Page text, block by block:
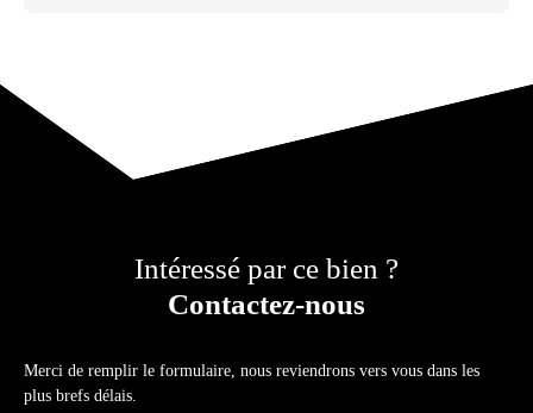
Intéressé par ce bien ?
Contactez-nous
Merci de remplir le formulaire, nous reviendrons vers vous dans les
plus brefs délais.